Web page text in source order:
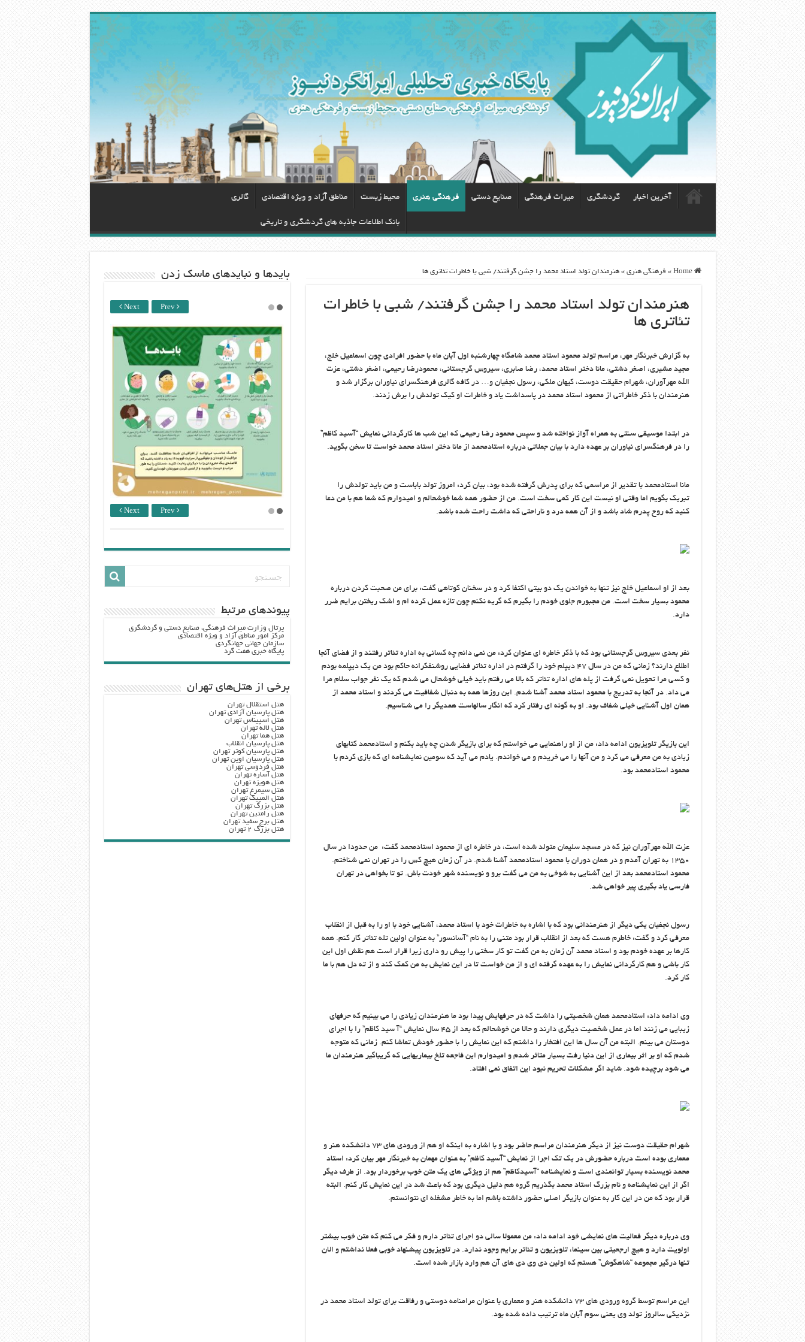
آخرین اخبار گردشگری ميراث فرهنگی صنایع دستی فرهنگی هنری محيط زيست مناطق آزاد و ویژه اقتصادی گالری
بانک اطلاعات جاذبه های گردشگری و تاریخی
Home
» فرهنگی هنری » هنرمندان تولد استاد محمد را جشن گرفتند/ شبی با خاطرات تئاتری ها
هنرمندان تولد استاد محمد را جشن گرفتند/ شبی با خاطرات
تئاتری ها
به گزارش خبرنگار مهر، مراسم تولد محمود استاد محمد شامگاه چهارشنبه اول آبان ماه با حضور افرادی چون اسماعیل خلج،
مجید مشیری، اصغر دشتی، مانا دختر استاد محمد، رضا صابری، سیروس گرجستانی، محمودرضا رحیمی، اضغر دشتی، عزت
الله مهرآوران، شهرام حقیقت دوست، کیهان ملکی، رسول نجفیان و… در کافه گالری فرهنگسرای نیاوران برگزار شد و
هنرمندان با ذکر خاطراتی از محمود استاد محمد در پاسداشت یاد و خاطرات او کیک تولدش را برش زدند.
در ابتدا موسیقی سنتی به همراه آواز نواخته شد و سپس محمود رضا رحیمی که این شب ها کارگردانی نمایش “آسید کاظم”
را در فرهنگسرای نیاوران بر عهده دارد با بیان جملاتی درباره استادمحمد از مانا دختر استاد محمد خواست تا سخن بگوید.
مانا استادمحمد با تقدیر از مراسمی که برای پدرش گرفته شده بود، بیان کرد: امروز تولد باباست و من باید تولدش را
تبریک بگویم اما وقتی او نیست این کار کمی سخت است. من از حضور همه شما خوشحالم و امیدوارم که شما هم با من دعا
کنید که روح پدرم شاد باشد و از آن همه درد و ناراحتی که داشت راحت شده باشد.
بعد از او اسماعیل خلج نیز تنها به خواندن یک دو بیتی اکتفا کرد و در سخنان کوتاهی گفت: برای من صحبت کردن درباره
محمود بسیار سخت است. من مجبورم جلوی خودم را بگیرم که گریه نکنم چون تازه عمل کرده ام و اشک ریختن برایم ضرر
دارد.
نفر بعدی سیروس گرجستانی بود که با ذکر خاطره ای عنوان کرد: من نمی دانم چه کسانی به اداره تئاتر رفتند و از فضای آنجا
اطلاع دارند؟ زمانی که من در سال ۴۷ دیپلم خود را گرفتم در اداره تئاتر فضایی روشنفکرانه حاکم بود من یک دیپلمه بودم
و کسی مرا تحویل نمی گرفت از پله های اداره تئاتر که بالا می رفتم باید خیلی خوشحال می شدم که یک نفر جواب سلام مرا
می داد. در آنجا به تدریج با محمود استاد محمد آشنا شدم. این روزها همه به دنبال شفافیت می گردند و استاد محمد از
همان اول آشنایی خیلی شفاف بود. او به گونه ای رفتار کرد که انگار سالهاست همدیگر را می شناسیم.
این بازیگر تلویزیون ادامه داد: من از او راهنمایی می خواستم که برای بازیگر شدن چه باید بکنم و استادمحمد کتابهای
زیادی به من معرفی می کرد و من آنها را می خریدم و می خواندم. یادم می آید که سومین نمایشنامه ای که بازی کردم با
محمود استادمحمد بود.
عزت الله مهرآوران نیز که در مسجد سلیمان متولد شده است، در خاطره ای از محمود استادمحمد گفت: من حدودا در سال
۱۳۵۰ به تهران آمدم و در همان دوران با محمود استادمحمد آشنا شدم. در آن زمان هیچ کس را در تهران نمی شناختم.
محمود استادمحمد بعد از این آشنایی به شوخی به من می گفت برو و نویسنده شهر خودت باش. تو تا بخواهی در تهران
فارسی یاد بگیری پیر خواهی شد.
رسول نجفیان یکی دیگر از هنرمندانی بود که با اشاره به خاطرات خود با استاد محمد، آشنایی خود با او را به قبل از انقلاب
معرفی کرد و گفت: خاطرم هست که بعد از انقلاب قرار بود متنی را به نام “آسانسور” به عنوان اولین تله تئاتر کار کنم. همه
کارها بر عهده خودم بود و استاد محمد آن زمان به من گفت تو کار سختی را پیش رو داری زیرا قرار است هم نقش اول این
کار باشی و هم کارگردانی نمایش را به عهده گرفته ای و از من خواست تا در این نمایش به من کمک کند و از ته دل هم با ما
کار کرد.
وی ادامه داد: استادمحمد همان شخصیتی را داشت که در حرفهایش پیدا بود ما هنرمندان زیادی را می بینیم که حرفهای
زیبایی می زنند اما در عمل شخصیت دیگری دارند و حالا من خوشحالم که بعد از ۴۵ سال نمایش “آ سید کاظم” را با اجرای
دوستان می بینم. البته من آن سال ها این افتخار را داشتم که این نمایش را با حضور خودش تماشا کنم. زمانی که متوجه
شدم که او بر اثر بیماری از این دنیا رفت بسیار متاثر شدم و امیدوارم این فاجعه تلخ بیماریهایی که گریباگیر هنرمندان ما
می شود برچیده شود. شاید اگر مشکلات تحریم نبود این اتفاق نمی افتاد.
شهرام حقیقت دوست نیز از دیگر هنرمندان مراسم حاضر بود و با اشاره به اینکه او هم از ورودی های ۷۳ دانشکده هنر و
معماری بوده است درباره حضورش در یک تک اجرا از نمایش “آسید کاظم” به عنوان مهمان به خبرنگار مهر بیان کرد: استاد
محمد نویسنده بسیار توانمندی است و نمایشنامه “آسیدکاظم” هم از ویژگی های یک متن خوب برخوردار بود. از طرف دیگر
اگر از این نمایشنامه و نام بزرگ استاد محمد بگذریم گروه هم دلیل دیگری بود که باعث شد در این نمایش کار کنم. البته
قرار بود که من در این کار به عنوان بازیگر اصلی حضور داشته باشم اما به خاطر مشغله ای نتوانستم.
وی درباره دیگر فعالیت های نمایشی خود ادامه داد: من معمولا سالی دو اجرای تئاتر دارم و فکر می کنم که متن خوب بیشتر
اولویت دارد و هیچ ارجحیتی بین سینما، تلویزیون و تئاتر برایم وجود ندارد. در تلویزیون پیشنهاد خوبی فعلا نداشتم و الان
تنها درگیر مجموعه “شاهگوش” هستم که اولین دی وی دی های آن هم وارد بازار شده است.
این مراسم توسط گروه ورودی های ۷۳ دانشکده هنر و معماری با عنوان مرامنامه دوستی و رفاقت برای تولد استاد محمد در
نزدیکی سالروز تولد وی یعنی سوم آبان ماه ترتیب داده شده بود.
باید‌ها و نبایدهای ماسک زدن
Next Prev
Next Prev
پيوندهاي مرتبط
پرتال وزارت ميراث فرهنگي، صنایع دستی و گردشگري
مرکز امور مناطق آزاد و ویژه اقتصادی
سازمان جهانی جهانگردی
پایگاه خبری هفت گرد
برخی از هتل‌های تهران
هتل استقلال تهران
هتل پارسیان آزادی تهران
هتل اسپیناس تهران
هتل لاله تهران
هتل هما تهران
هتل پارسیان انقلاب
هتل پارسیان کوثر تهران
هتل پارسیان اوین تهران
هتل فردوسی تهران
هتل آساره تهران
هتل هویزه تهران
هتل سیمرغ تهران
هتل المپیک تهران
هتل بزرگ تهران
هتل رامتین تهران
هتل برج سفید تهران
هتل بزرگ ۲ تهران